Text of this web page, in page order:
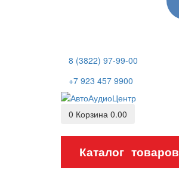
8 (3822) 97-99-00
+7 923 457 9900
0 Корзина 0.00
Каталог товаров